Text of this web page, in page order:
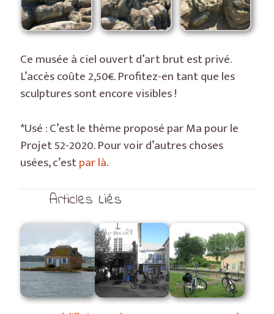
Ce musée à ciel ouvert d’art brut est privé.
L’accès coûte 2,50€. Profitez-en tant que les
sculptures sont encore visibles !
*Usé : C’est le thème proposé par Ma pour le
Projet 52-2020. Pour voir d’autres choses
usées, c’estpar là.
Articles Liés